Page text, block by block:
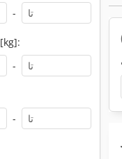
-
حداکثر وزن بار [kg]:
-
-